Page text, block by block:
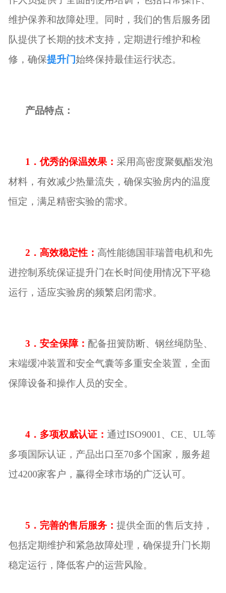
维护保养和故障处理。同时，我们的售后服务团
队提供了长期的技术支持，定期进行维护和检
修，确保提升门始终保持最佳运行状态。
产品特点：
1．优秀的保温效果： 采用高密度聚氨酯发泡
材料，有效减少热量流失，确保实验房内的温度
恒定，满足精密实验的需求。
2．高效稳定性： 高性能德国菲瑞普电机和先
进控制系统保证提升门在长时间使用情况下平稳
运行，适应实验房的频繁启闭需求。
3．安全保障： 配备扭簧防断、钢丝绳防坠、
末端缓冲装置和安全气囊等多重安全装置，全面
保障设备和操作人员的安全。
4．多项权威认证： 通过ISO9001、CE、UL等
多项国际认证，产品出口至70多个国家，服务超
过4200家客户，赢得全球市场的广泛认可。
5．完善的售后服务： 提供全面的售后支持，
包括定期维护和紧急故障处理，确保提升门长期
稳定运行，降低客户的运营风险。